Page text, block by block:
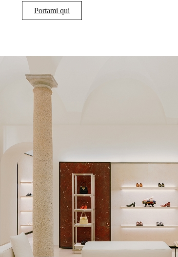
Portami qui